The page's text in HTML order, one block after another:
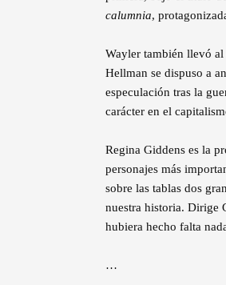
calumnia,
Wayler también llevó al
Hellman se dispuso a
especulación tras la
carácter en el
Regina Giddens es la
personajes más
sobre las tablas dos
nuestra historia. Dirige
hubiera hecho falta
…